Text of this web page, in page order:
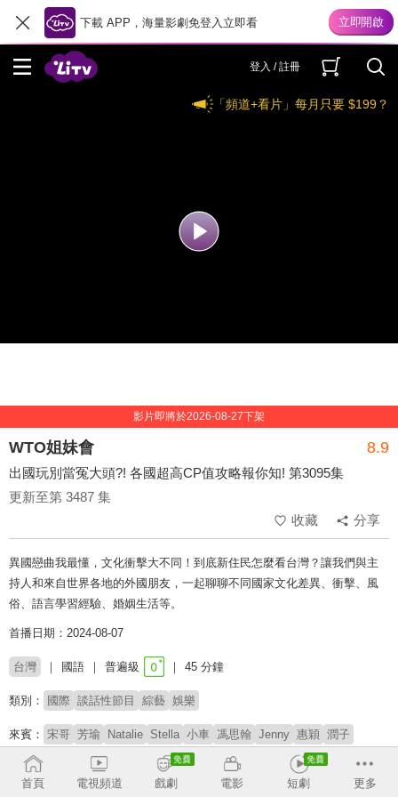
下載 APP，海量影劇免登入立即看
登入 / 註冊
「頻道+看片」每月只要 $199？
影片即將於2026-08-27下架
WTO姐妹會 8.9
出國玩別當冤大頭?! 各國超高CP值攻略報你知! 第3095集
更新至第 3487 集
收藏
分享
異國戀曲我最懂，文化衝擊大不同！到底新住民怎麼看台灣？讓我們與主
持人和來自世界各地的外國朋友，一起聊聊不同國家文化差異、衝擊、風
俗、語言學習經驗、婚姻生活等。
首播日期：2024-08-07
台灣 國語 普遍級 45 分鐘
類別： 國際 談話性節目 綜藝 娛樂
來賓： 宋哥 芳瑜 Natalie Stella 小車 馮思翰 Jenny 惠穎 潤子
主持： 郭彥均
首頁 電視頻道 戲劇 電影 短劇 更多